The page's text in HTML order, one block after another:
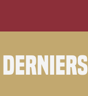
derniers